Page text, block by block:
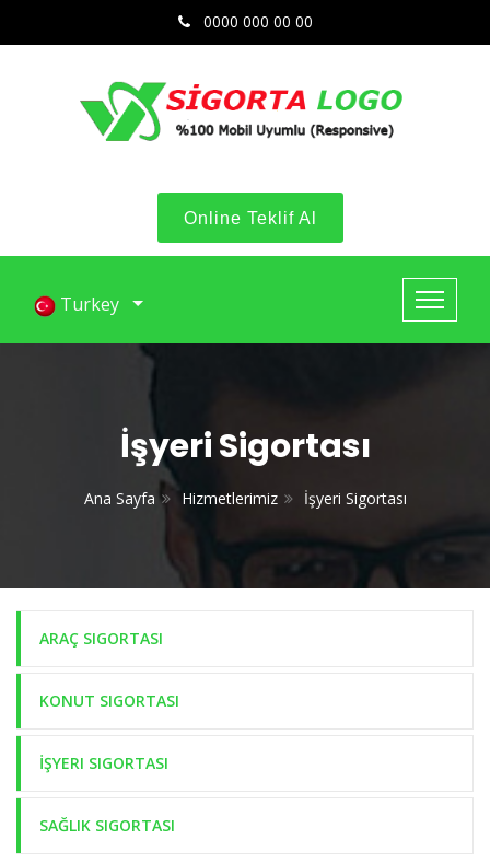
0000 000 00 00
Online Teklif Al
Turkey
İşyeri Sigortası
Ana Sayfa Hizmetlerimiz İşyeri Sigortası
ARAÇ SIGORTASI
KONUT SIGORTASI
İŞYERI SIGORTASI
SAĞLIK SIGORTASI